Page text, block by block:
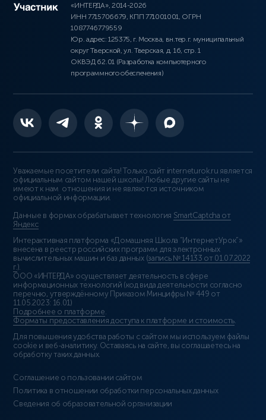
«ИНТЕРДА», 2014-2026
ИНН 7715706679, КПП 771001001, ОГРН
1087746779559
Юр. адрес: 125375, г. Москва, вн.тер.г. муниципальный
округ Тверской, ул. Тверская, д. 16, стр. 1
ОКВЭД 62.01 (Разработка компьютерного
программного обеспечения)
Уважаемые посетители сайта! Только сайт interneturok.ru является
официальным сайтом нашей школы! Любые другие сайты не
имеют к нам отношения и не являются источником
официальной информации.
Данные в формах обрабатывает технология SmartCaptcha от
Яндекс
Интерактивная платформа «Домашняя Школа “ИнтернетУрок”»
внесена в реестр российских программ для электронных
вычислительных машин и баз данных (запись № 14133 от 01.07.2022
г. ).
ООО «ИНТЕРДА» осуществляет деятельность в сфере
информационных технологий (код вида деятельности согласно
перечню, утверждённому Приказом Минцифры № 449 от
11.05.2023: 16.01)
Подробнее о платформе
Форматы предоставления доступа к платформе и стоимость
Для повышения удобства работы с сайтом мы используем файлы
cookie и веб-аналитику. Оставаясь на сайте, вы соглашаетесь на
обработку таких данных.
Соглашение о пользовании сайтом
Политика в отношении обработки персональных данных
Сведения об образовательной организации